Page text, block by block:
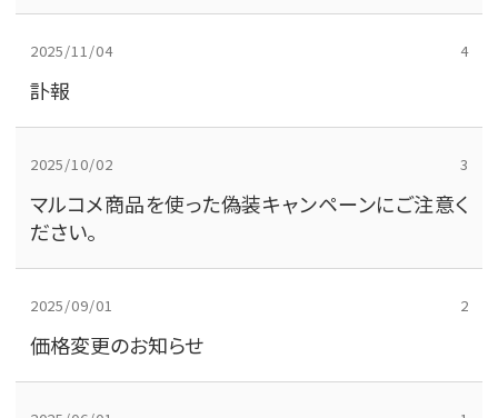
2025/11/04 4
訃報
2025/10/02 3
マルコメ商品を使った偽装キャンペーンにご注意く
ださい。
2025/09/01 2
価格変更のお知らせ